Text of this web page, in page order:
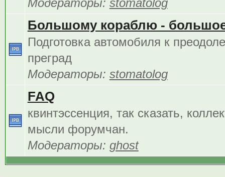
Модераторы: stomatolog
Большому кораблю -
Подготовка автомобиля к
преград
Модераторы: stomatolog
FAQ
квинтэссенция, так сказать,
мысли форумчан.
Модераторы: ghost